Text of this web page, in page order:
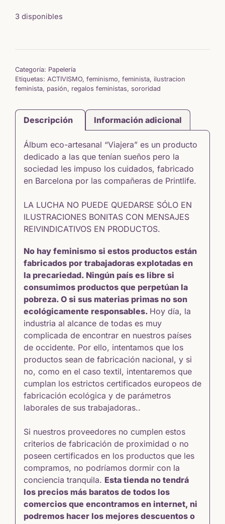
3 disponibles
Categoría: Papelería
Etiquetas: ACTIVISMO, feminismo, feminista, ilustracion
feminista, pasión, regalos feministas, sororidad
Descripción Información adicional
Álbum eco-artesanal “Viajera” es un producto
dedicado a las que tenían sueños pero la
sociedad les impuso los cuidados, fabricado
en Barcelona por las compañeras de Printlife.
LA LUCHA NO PUEDE QUEDARSE SÓLO EN
ILUSTRACIONES BONITAS CON MENSAJES
REIVINDICATIVOS EN PRODUCTOS.
No hay feminismo si estos productos están
fabricados por trabajadoras explotadas en
la precariedad. Ningún país es libre si
consumimos productos que perpetúan la
pobreza. O si sus materias primas no son
ecológicamente responsables. Hoy día, la
industria al alcance de todas es muy
complicada de encontrar en nuestros países
de occidente. Por ello, intentamos que los
productos sean de fabricación nacional, y si
no, como en el caso textil, intentaremos que
cumplan los estrictos certificados europeos de
fabricación ecológica y de parámetros
laborales de sus trabajadoras..
Si nuestros proveedores no cumplen estos
criterios de fabricación de proximidad o no
poseen certificados en los productos que les
compramos, no podríamos dormir con la
conciencia tranquila. Esta tienda no tendrá
los precios más baratos de todos los
comercios que encontramos en internet, ni
podremos hacer los mejores descuentos o